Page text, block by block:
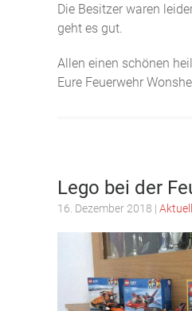
Die Besitzer waren
geht es gut.
Allen einen schönen
Eure Feuerwehr
Lego bei der
16. Dezember 2018 |